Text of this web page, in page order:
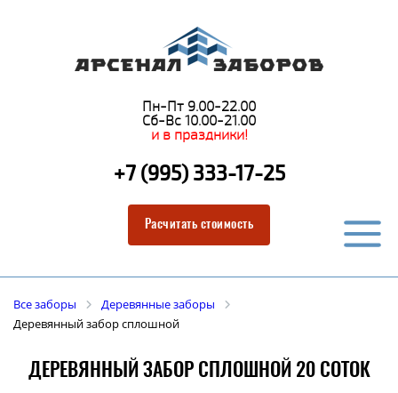
Пн-Пт 9.00-22.00
Сб-Вс 10.00-21.00
и в праздники!
+7 (995) 333-17-25
Расчитать стоимость
Все заборы
Деревянные заборы
Деревянный забор сплошной
ДЕРЕВЯННЫЙ ЗАБОР СПЛОШНОЙ 20 СОТОК